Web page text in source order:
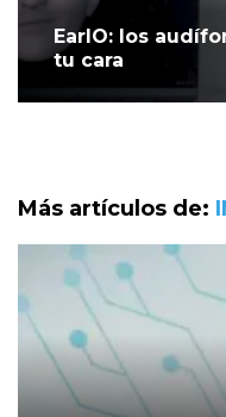
EarIO: los
tu cara
Más artículos de: